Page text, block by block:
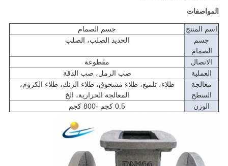
المواصفات
اسم المنتج
جسم الصمام
جسم
الصمام
الحديد الصلب، الصلب
الاتصال
مقطوعة
العملية
صب الرمل، صب الدقة
معالجة
السطح
طلاء، تلميع، طلاء مسحوق، طلاء الزنك، طلاء الكروم،
المعالجة الحرارية، الخ
الوزن
0.5 كجم -800 كجم